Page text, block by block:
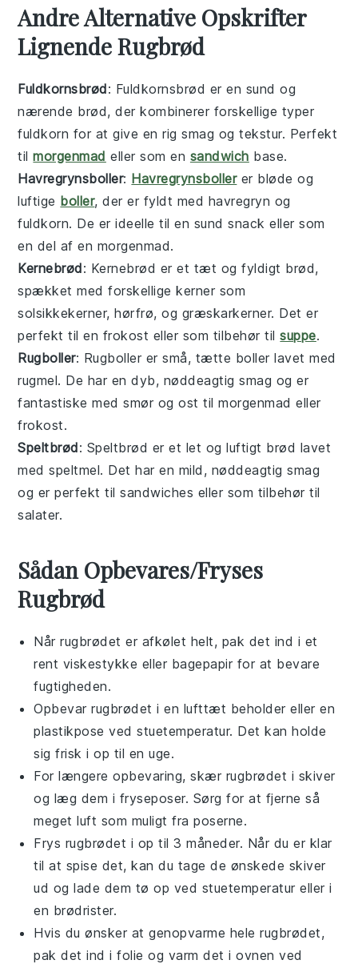
Andre Alternative Opskrifter
Lignende Rugbrød
Fuldkornsbrød: Fuldkornsbrød er en sund og
nærende brød, der kombinerer forskellige typer
fuldkorn for at give en rig smag og tekstur. Perfekt
tilmorgenmad eller som en sandwich base.
Havregrynsboller: Havregrynsbollerer bløde og
luftige boller, der er fyldt med havregryn og
fuldkorn. De er ideelle til en sund snack eller som
en del af en morgenmad.
Kernebrød: Kernebrød er et tæt og fyldigt brød,
spækket med forskelligekerner som
solsikkekerner,hørfrø, og græskarkerner. Det er
perfekt til en frokost eller som tilbehør tilsuppe.
Rugboller: Rugboller er små, tætte boller lavet med
rugmel. De har en dyb, nøddeagtig smag og er
fantastiske medsmør ogost tilmorgenmad eller
frokost.
Speltbrød: Speltbrød er et let og luftigt brød lavet
medspeltmel. Det har en mild, nøddeagtig smag
og er perfekt tilsandwiches eller som tilbehør til
salater.
Sådan Opbevares/Fryses
Rugbrød
Nårrugbrødet er afkølet helt, pak det ind i et
rent viskestykke eller bagepapir for at bevare
fugtigheden.
Opbevarrugbrødet i en lufttæt beholder eller en
plastikpose ved stuetemperatur. Det kan holde
sig frisk i op til en uge.
For længere opbevaring, skær rugbrødet i skiver
og læg dem i fryseposer. Sørg for at fjerne så
meget luft som muligt fra poserne.
Frys rugbrødet i op til 3 måneder. Når du er klar
til at spise det, kan du tage de ønskede skiver
ud og lade dem tø op ved stuetemperatur eller i
en brødrister.
Hvis du ønsker at genopvarme helerugbrødet,
pak det ind i folie og varm det i ovnen ved